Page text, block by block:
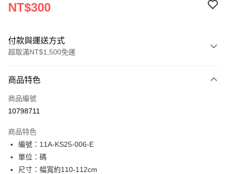
NT$300
付款與運送方式
超取滿NT$1,500免運
信用卡一次付款
超商取貨付款
Apple Pay
街口支付
商品特色
商品編號
10798711
商品特色
編號：11A-KS25-006-E
單位：碼
尺寸：幅寬約110-112cm